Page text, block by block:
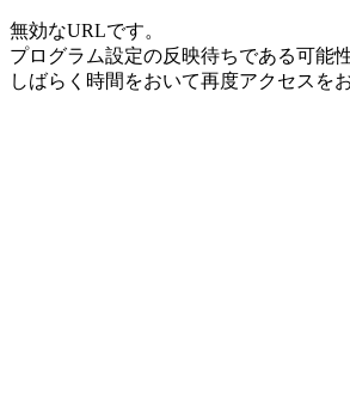
無効なURLです。
プログラム設定の反映待ちである可能
しばらく時間をおいて再度アクセスを